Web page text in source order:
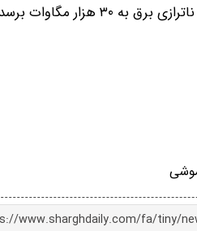
مگاوات برسد.